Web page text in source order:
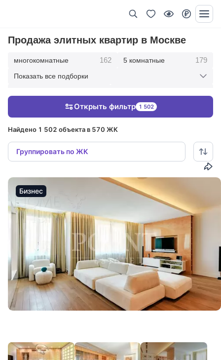
Продажа элитных квартир в Москве
многокомнатные 162 5 комнатные 179
209 1 комнатные
Показать все подборки
Найдено 1 502 объекта в 570 ЖК
Группировать по ЖК
Открыть фильтр 1 502
Бизнес